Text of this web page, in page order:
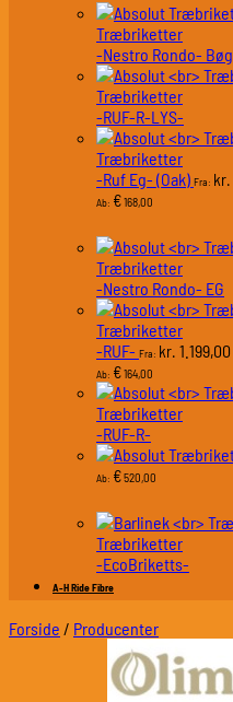
Træbriketter
-Nestro Rondo- Bøg
Træbriketter
-RUF-R-LYS-
Træbriketter
-Ruf Eg- (Oak) Fra: kr.
Ab: €168,00
Træbriketter
-Nestro Rondo- EG
Træbriketter
-RUF- Fra: kr. 1.199,00
Ab: €164,00
Træbriketter
-RUF-R-
Ab: €520,00
Træbriketter
-EcoBriketts-
A-H Ride Fibre
Forside / Producenter